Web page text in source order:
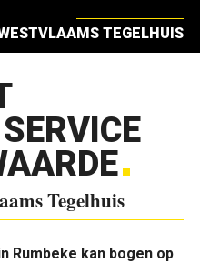
TEGELHUIS
Tegelhuis
Rumbeke kan bogen op